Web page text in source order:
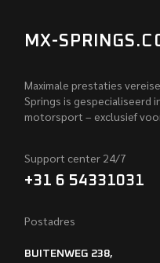
MX-
Maximale prestaties
Springs is gespecialiseerd
motorsport – exclusief
Support center 24/7
+31 6 54331031
Postadres
BUITENWEG 238,